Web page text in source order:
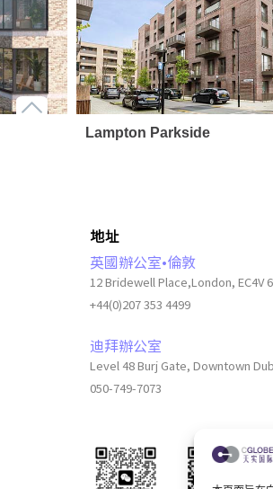
Lampton Parkside
地址
英國辦公室•倫敦
12 Bridewell Place,London, EC4V
+44(0)207 353 4499
迪拜辦公室
Level 48 Burj Gate, Downtown
050-749-7073